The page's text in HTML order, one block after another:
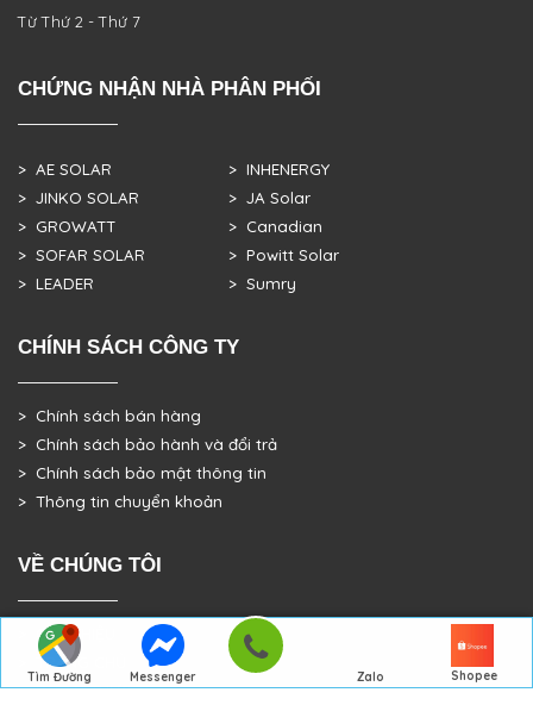
Tìm Đường
Messenger
Zalo Shopee
Từ Thứ 2 - Thứ 7
CHỨNG NHẬN NHÀ PHÂN PHỐI
> AE SOLAR
> JINKO SOLAR
> GROWATT
> SOFAR SOLAR
> LEADER
> INHENERGY
> JA Solar
> Canadian
> Powitt Solar
> Sumry
CHÍNH SÁCH CÔNG TY
> Chính sách bán hàng
> Chính sách bảo hành và đổi trả
> Chính sách bảo mật thông tin
> Thông tin chuyển khoản
VỀ CHÚNG TÔI
> GIỚI THIỆU
> TRANG CHỦ
> DỰ ÁN THỰC TẾ